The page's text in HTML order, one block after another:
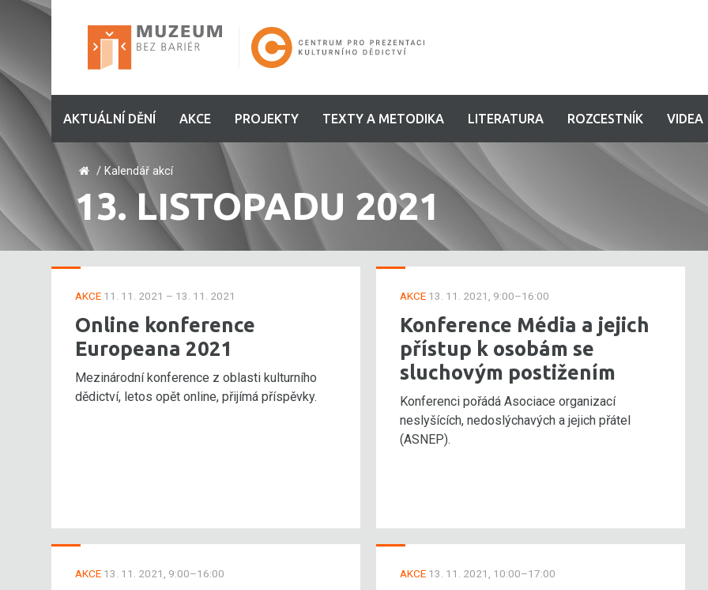
AKTUÁLNÍ DĚNÍ AKCE PROJEKTY TEXTY A METODIKA LITERATURA ROZCESTNÍK VIDEA
/ Kalendář akcí
13. LISTOPADU 2021
AKCE 11. 11. 2021 – 13. 11. 2021
Online konference
Europeana 2021
Mezinárodní konference z oblasti kulturního
dědictví, letos opět online, přijímá příspěvky.
AKCE 13. 11. 2021, 9:00–16:00
AKCE 13. 11. 2021, 9:00–16:00
Konference Média a jejich
přístup k osobám se
sluchovým postižením
Konferenci pořádá Asociace organizací
neslyšících, nedoslýchavých a jejich přátel
(ASNEP).
AKCE 13. 11. 2021, 10:00–17:00